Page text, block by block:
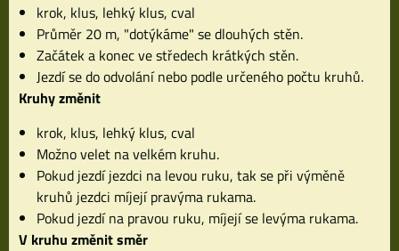
krok, klus, lehký klus, cval
Průměr 20 m, "dotýkáme" se dlouhých stěn.
Začátek a konec ve středech krátkých stěn.
Jezdí se do odvolání nebo podle určeného počtu kruhů.
Kruhy změnit
krok, klus, lehký klus, cval
Možno velet na velkém kruhu.
Pokud jezdí jezdci na levou ruku, tak se při výměně
kruhů jezdci míjejí pravýma rukama.
Pokud jezdí na pravou ruku, míjejí se levýma rukama.
V kruhu změnit směr